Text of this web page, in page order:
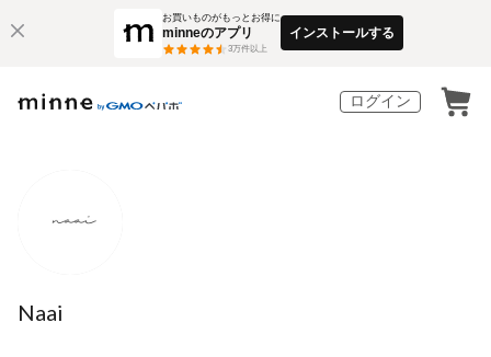
お買いものがもっとお得に
minneのアプリ
3万件以上
インストールする
ログイン
Naai